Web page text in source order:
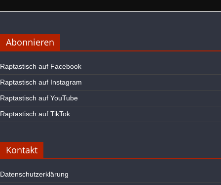
Abonnieren
Raptastisch auf Facebook
Raptastisch auf Instagram
Raptastisch auf YouTube
Raptastisch auf TikTok
Kontakt
Datenschutzerklärung